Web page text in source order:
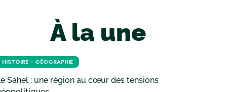
À la une
HISTOIRE - GÉOGRAPHIE
Sahel : une région au cœur des tensions